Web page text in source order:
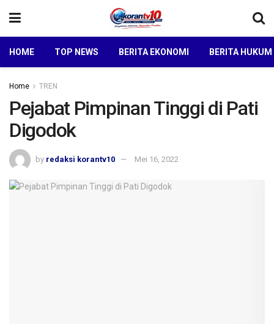
HOME TOP NEWS BERITA EKONOMI BERITA
Home TREN
Pejabat Pimpinan Tinggi di Pati
Digodok
by redaksi korantv10 Mei 16, 2022